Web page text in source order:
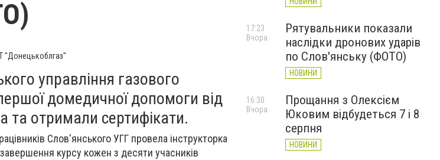
"Донецькоблгаз"
управління газового
домедичної допомоги від
та отримали сертифікати.
Слов'янського УГГ провела інструкторка
курсу кожен з десяти учасників
Рятувальники показали
наслідки дронових ударів
по Слов'янську (ФОТО)
НОВИНИ
17:23
Вчора
Прощання з Олексієм
Юковим відбудеться 7 і 8
серпня
НОВИНИ
16:30
Вчора